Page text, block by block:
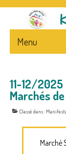
Menu
L’ASSOCIATION
LA
11-12/
Marchés
Classé dans :
Marché